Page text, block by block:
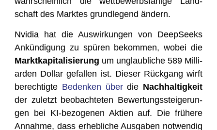
schaft des Mark­tes grund­le­gend ändern.
Nvi­dia hat die Aus­wir­kun­gen von Deep­Seeks
Ankün­di­gung zu spü­ren bekom­men, wobei die
Markt­ka­pi­ta­li­sie­rung um unglaub­li­che 589 Mil­li­
ar­den Dol­lar gefal­len ist. Die­ser Rück­gang wirft
berech­tig­te Beden­ken überdie Nach­hal­tig­keit
der zuletzt beob­ach­te­ten Bewer­tungs­stei­ge­run­
gen bei KI-bezo­ge­nen Akti­en auf. Die frü­he­re
Annah­me, dass erheb­li­che Aus­ga­ben not­wen­dig